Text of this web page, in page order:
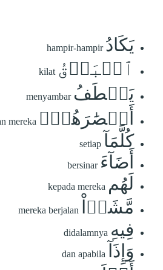
يَكَادُ hampir-hampir
ٱلۡبَرۡقُ kilat
يَخۡطَفُ menyambar
أَبۡصَٰرَهُمۡۖ mereka
كُلَّمَآ setiap
أَضَآءَ bersinar
لَهُم kepada mereka
مَّشَوۡاْ mereka berjalan
فِيهِ didalamnya
وَإِذَآ dan apabila